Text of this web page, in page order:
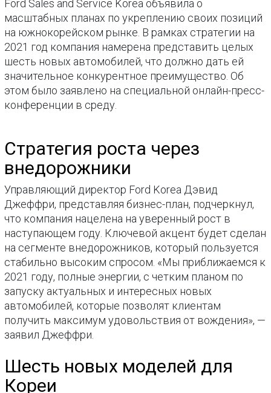
Ford Sales and Service Korea объявила о
масштабных планах по укреплению своих позиций
на южнокорейском рынке. В рамках стратегии на
2021 год компания намерена представить целых
шесть новых автомобилей, что должно дать ей
значительное конкурентное преимущество. Об
этом было заявлено на специальной онлайн-пресс-
конференции в среду.
Стратегия роста через
внедорожники
Управляющий директор Ford Korea Дэвид
Джеффри, представляя бизнес-план, подчеркнул,
что компания нацелена на уверенный рост в
наступающем году. Ключевой акцент будет сделан
на сегменте внедорожников, который пользуется
стабильно высоким спросом. «Мы приближаемся к
2021 году, полные энергии, с четким планом по
запуску актуальных и интересных новых
автомобилей, которые позволят клиентам
получить максимум удовольствия от вождения», —
заявил Джеффри.
Шесть новых моделей для
Кореи